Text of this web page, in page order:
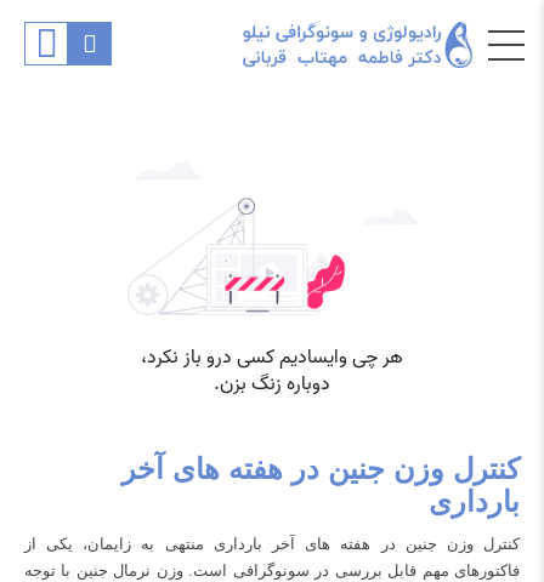
کنترل وزن جنین در هفته های آخر
بارداری
کنترل وزن جنین در هفته های آخر بارداری منتهی به زایمان، یکی از
فاکتورهای مهم قابل بررسی در سونوگرافی است. وزن نرمال جنین با توجه